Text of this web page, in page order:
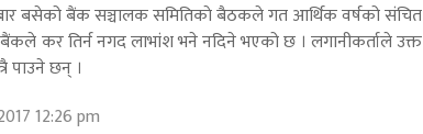
बसेको बैंक सञ्चालक समितिकाे बैठकले गत आर्थिक वर्षको संचित
कर तिर्न नगद लाभांश भने नदिने भएको छ । लगानीकर्ताले उक्त
पाउने छन् ।
12:26 pm